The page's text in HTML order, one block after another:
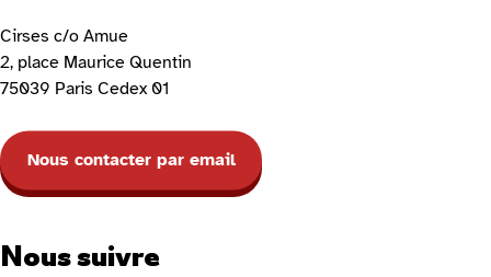
Cirses c/o Amue
2, place Maurice Quentin
75039 Paris Cedex 01
Nous contacter par email
Nous suivre